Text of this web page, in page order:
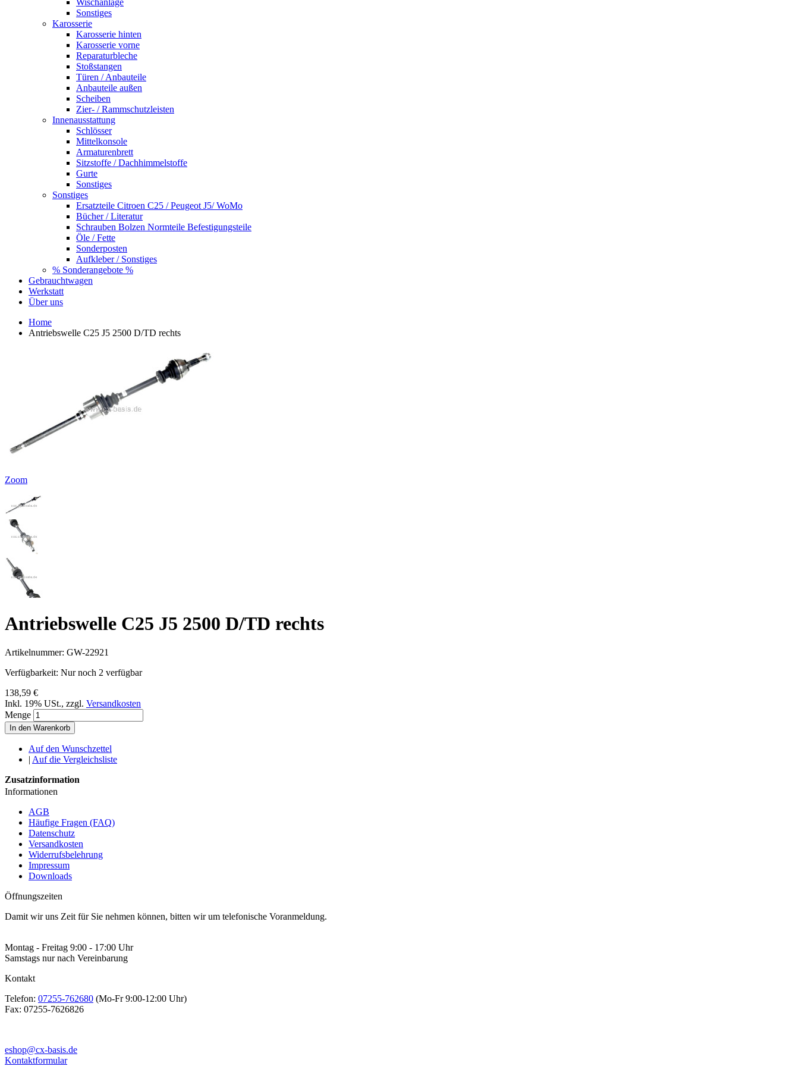
Sonstiges
Karosserie
Karosserie hinten
Karosserie vorne
Reparaturbleche
Stoßstangen
Türen / Anbauteile
Anbauteile außen
Scheiben
Zier- / Rammschutzleisten
Innenausstattung
Schlösser
Mittelkonsole
Armaturenbrett
Sitzstoffe / Dachhimmelstoffe
Gurte
Sonstiges
Sonstiges
Ersatzteile Citroen C25 / Peugeot J5/ WoMo
Bücher / Literatur
Schrauben Bolzen Normteile Befestigungsteile
Öle / Fette
Sonderposten
Aufkleber / Sonstiges
% Sonderangebote %
Gebrauchtwagen
Werkstatt
Über uns
Home
Antriebswelle C25 J5 2500 D/TD rechts
Zoom
Antriebswelle C25 J5 2500 D/TD rechts
Artikelnummer: GW-22921
Verfügbarkeit: Nur noch 2 verfügbar
138,59 €
Inkl. 19% USt., zzgl. Versandkosten
Menge
In den Warenkorb
Auf den Wunschzettel
| Auf die Vergleichsliste
Zusatzinformation
Informationen
AGB
Häufige Fragen (FAQ)
Datenschutz
Versandkosten
Widerrufsbelehrung
Impressum
Downloads
Öffnungszeiten
Damit wir uns Zeit für Sie nehmen können, bitten wir um telefonische Voranmeldung.
Montag - Freitag 9:00 - 17:00 Uhr
Samstags nur nach Vereinbarung
Kontakt
Telefon: 07255-762680 (Mo-Fr 9:00-12:00 Uhr)
Fax: 07255-7626826
eshop@cx-basis.de
Kontaktformular